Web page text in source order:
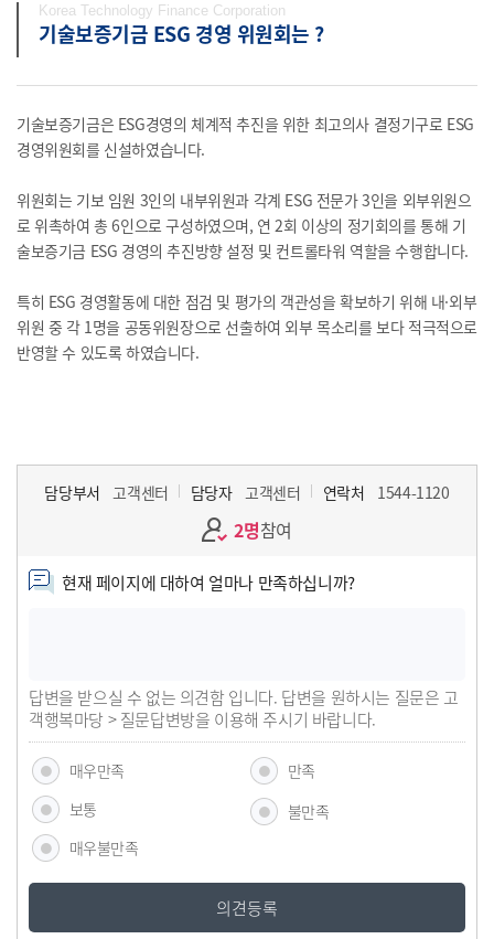
Korea Technology Finance Corporation
기술보증기금 ESG 경영 위원회는 ?
기술보증기금은 ESG경영의 체계적 추진을 위한 최고의사 결정기구로 ESG
경영위원회를 신설하였습니다.
위원회는 기보 임원 3인의 내부위원과 각계 ESG 전문가 3인을 외부위원으
로 위촉하여 총 6인으로 구성하였으며, 연 2회 이상의 정기회의를 통해 기
술보증기금 ESG 경영의 추진방향 설정 및 컨트롤타워 역할을 수행합니다.
특히 ESG 경영활동에 대한 점검 및 평가의 객관성을 확보하기 위해 내·외부
위원 중 각 1명을 공동위원장으로 선출하여 외부 목소리를 보다 적극적으로
반영할 수 있도록 하였습니다.
담당부서 고객센터 담당자 고객센터 연락처 1544-1120
2명참여
현재 페이지에 대하여 얼마나 만족하십니까?
답변을 받으실 수 없는 의견함 입니다. 답변을 원하시는 질문은 고
객행복마당 > 질문답변방을 이용해 주시기 바랍니다.
매우만족
만족
보통
불만족
매우불만족
의견등록